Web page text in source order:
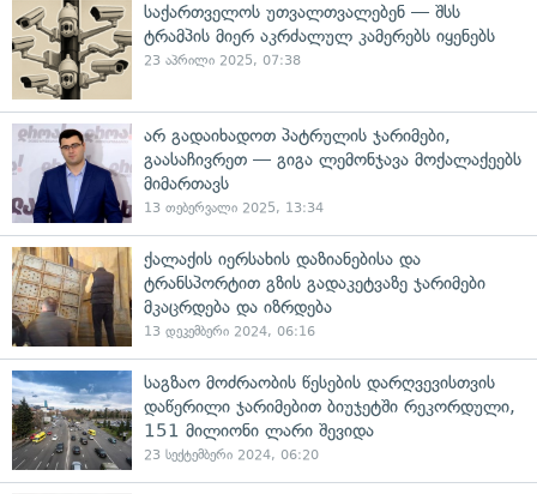
საქართველოს უთვალთვალებენ — შსს
ტრამპის მიერ აკრძალულ კამერებს იყენებს
23 აპრილი 2025, 07:38
არ გადაიხადოთ პატრულის ჯარიმები,
გაასაჩივრეთ — გიგა ლემონჯავა მოქალაქეებს
მიმართავს
13 თებერვალი 2025, 13:34
ქალაქის იერსახის დაზიანებისა და
ტრანსპორტით გზის გადაკეტვაზე ჯარიმები
მკაცრდება და იზრდება
13 დეკემბერი 2024, 06:16
საგზაო მოძრაობის წესების დარღვევისთვის
დაწერილი ჯარიმებით ბიუჯეტში რეკორდული,
151 მილიონი ლარი შევიდა
23 სექტემბერი 2024, 06:20